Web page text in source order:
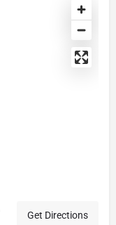
Get Directions